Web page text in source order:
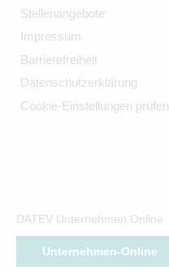
Stellenangebote
Impressum
Barrierefreiheit
Datenschutzerklärung
Cookie-Einstellungen prüfen
DATEV Unternehmen Online
Unternehmen-Online